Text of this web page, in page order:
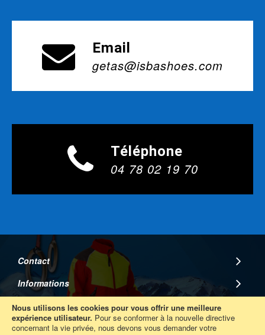
Nous utilisons les cookies pour vous offrir une meilleure
expérience utilisateur. Pour se conformer à la nouvelle directive
concernant la vie privée, nous devons vous demander votre
Email
getas@isbashoes.com
Téléphone
04 78 02 19 70
Contact
Informations
A Propos
Suivez Nous